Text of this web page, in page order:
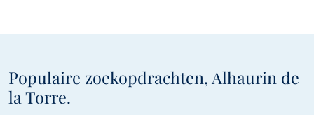
Populaire zoekopdrachten, Alhaurin de
la Torre.